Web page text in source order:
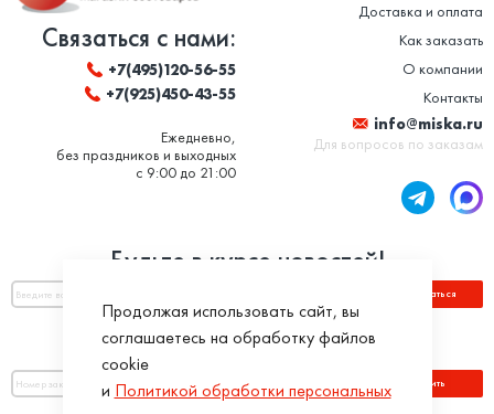
Связаться с нами:
+7(495)120-56-55
+7(925)450-43-55
Ежедневно,
без праздников и выходных
с 9:00 до 21:00
Доставка и оплата
Как заказать
О компании
Контакты
info@miska.ru
Для вопросов по заказам
Будьте в курсе новостей!
Подписаться
Оплатить по номеру заказа:
Оплатить
Продолжая использовать сайт, вы
соглашаетесь на обработку файлов
cookie
и Политикой обработки персональных